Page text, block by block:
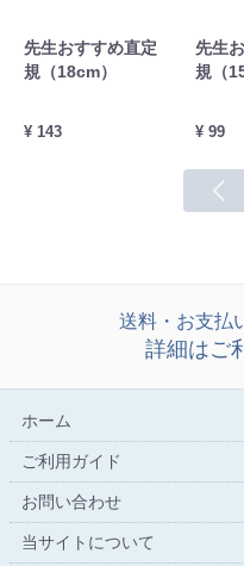
先生おすすめ直定
規（18cm）
¥ 143
先生
規（
¥ 99
送料・お支払
詳細はご
ホーム
ご利用ガイド
お問い合わせ
当サイトについて